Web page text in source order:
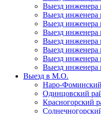
Выезд
Выезд
Выезд
Выезд
Выезд
Выезд
Выезд
Выезд инженера
Выезд в М.О.
Наро-
Одинцовский
Красногорский